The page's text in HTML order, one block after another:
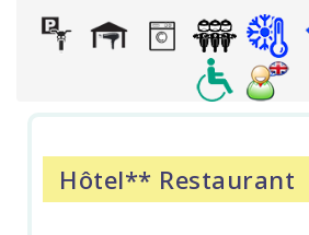
Hôtel** Restaurant